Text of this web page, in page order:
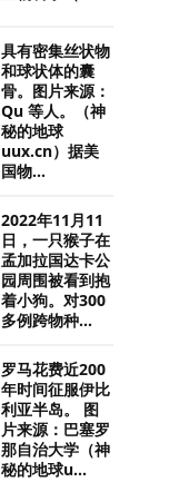
具有密集丝状物
和球状体的囊
骨。图片来源：
Qu 等人。（神
秘的地球
uux.cn）据美
国物...
2022年11月11
日，一只猴子在
孟加拉国达卡公
园周围被看到抱
着小狗。对300
多例跨物种...
罗马花费近200
年时间征服伊比
利亚半岛。 图
片来源：巴塞罗
那自治大学（神
秘的地球u...